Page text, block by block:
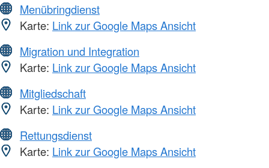
Menübringdienst
Karte: Link zur Google Maps Ansicht
Migration und Integration
Karte: Link zur Google Maps Ansicht
Mitgliedschaft
Karte: Link zur Google Maps Ansicht
Rettungsdienst
Karte: Link zur Google Maps Ansicht